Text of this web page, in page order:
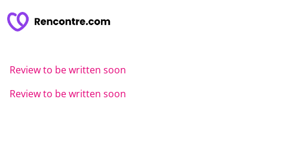
Review to be written soon
Review to be written soon